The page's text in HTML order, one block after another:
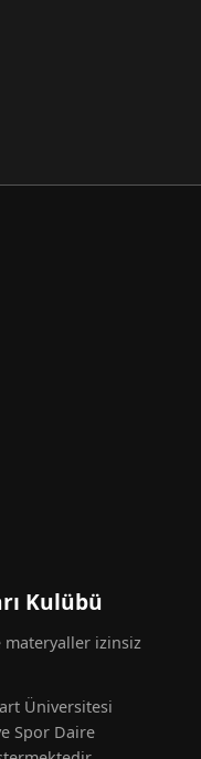
Kulübü
materyaller izinsiz
Üniversitesi
Spor Daire